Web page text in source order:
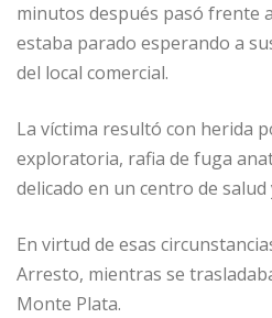
minutos después pasó frente
estaba parado esperando a
del local comercial.
La víctima resultó con herida
exploratoria, rafia de fuga
delicado en un centro de
En virtud de esas
Arresto, mientras se
Monte Plata.